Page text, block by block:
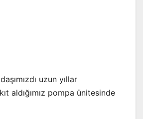
uzun yıllar
aldığımız pompa ünitesinde